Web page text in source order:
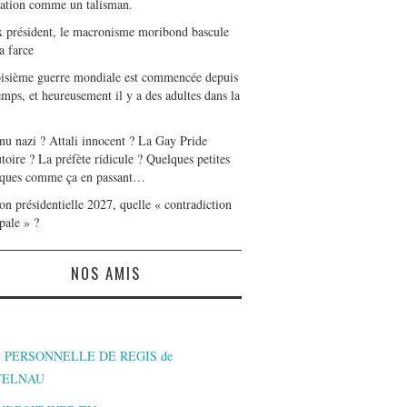
comme un talisman.
président, le macronisme moribond bascule
farce
guerre mondiale est commencée depuis
et heureusement il y a des adultes dans la
nazi ? Attali innocent ? La Gay Pride
? La préfète ridicule ? Quelques petites
comme ça en passant…
présidentielle 2027, quelle « contradiction
» ?
NOS AMIS
PERSONNELLE DE REGIS de